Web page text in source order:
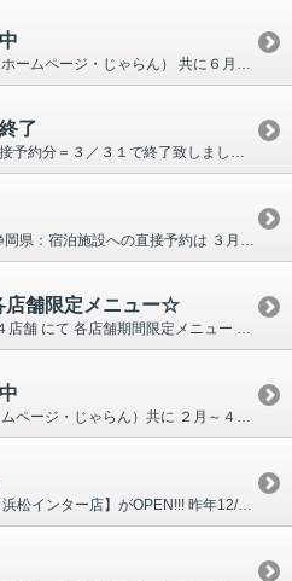
本日より、電話予約・ネット予約（ホームページ・じゃらん） 共に６月分までのご予約を受け付けております。 ネット販売は、販売登録数が無くなり次第終了となりまして、 その後の予約受付はお電話のみとな...
了
全国旅行支援：しずおか元気旅 ●直接予約分＝３／３１で終了致しました。 ●OTA(オンライン予約)経由＝予算なくなり次第 終了 (当館は現在『じゃらん』のみ)。 ４月以降の宿泊分の配布は、３／...
『全国旅行支援しずおか元気旅』 静岡県：宿泊施設への直接予約は ３月３１日宿泊分までで終了となります。 ※利用を希望される方は必ずその旨を予約時にお申し出下さい。 ※チェックイン時にワクチン接...
店舗限定メニュー☆
只今、 横浜家系ラーメン 麺匠家の４店舗 にて 各店舗期間限定メニュー を販売しておりますの で紹介させてください!! ● 幸 店 『鷹の爪ラーメン』 ●西...
只今、電話予約・ネット予約（ホームページ・じゃらん）共に ２月～４月分のご予約を受け付けております。 ネット販売は、販売登録数が無くなり次第終了となりまして、 その後の予約受付はお電話のみとなり...
本日 1/6(金) 【から揚げ専門店 匠家 浜松インター店】がOPEN!!! 昨年12/22にオープンした横浜家系ラーメン麺匠家 浜松インター店と同じ敷地にあります。 麺匠家 、 匠家 &nbs...